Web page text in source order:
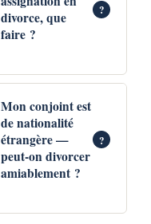
judiciaire dure
mois. À titre de
comparaison, le
divorce amiable
dure en moyenne
1,5 à 3 mois
divorce, que
faire ?
?
Avant tout,
consultez
immédiatement
un avocat. Ainsi, il
Mon conjoint est
de nationalité
étrangère —
peut-on divorcer
amiablement ?
?